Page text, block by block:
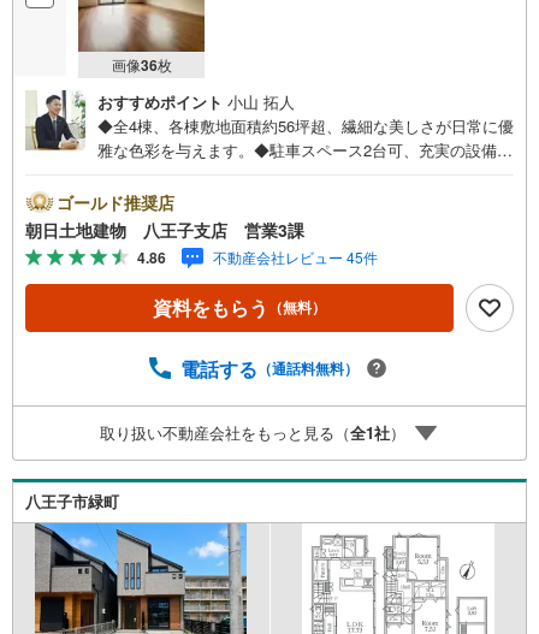
画像36枚
おすすめポイント 小山 拓人
◆全4棟、各棟敷地面積約56坪超、繊細な美しさが日常に優
雅な色彩を与えます。◆駐車スペース2台可、充実の設備と
れているので、人も車も通行しやすい立地です。※バザール
会場には、ベビーベッドや キッズスペースをご用意して
おります。 小さなお子様連れでも、安心してご来場くだ
さい！資料請求、住宅ローンのご相談などお気軽にお問合
せください！スタッフ25名でお客様がご覧になったことの
ない情報を多数ご用意しております。インターネット、チ
に他物件もご紹介可能です。 担当営業へご希望をお伝えく
合わせ、弊社へのご来社など、ご相談ください。ご希望が
あれば周辺環境、お客様の希望に合わせた物件などもご案
内をいたします。お住まい探しは朝日土地建物（株）八王
子店 営業3課にお任せください！
ゴールド推奨店
朝日土地建物 八王子支店 営業3課
4.86 不動産会社レビュー 45件
資料をもらう （無料）
電話する （通話料無料）
取り扱い不動産会社をもっと見る（全1社）
八王子市緑町